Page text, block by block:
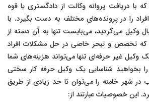
با دریافت پروانه وکالت از دادگستری یا قوه
را در پرونده‌های مختلف به دست بگیرد. با
وکیل می‌گردید، می‌بایست تنها به آن دسته از
که تخصص و تبحر خاصی در حل مشکلات افراد
وکیل غیر حرفه‌ای تنها می‌تواند هزینه‌های شما
بخواهید شناسایی یک وکیل حرفه کار سختی
شهر خامنه را می‌توان تا حد زیادی از طریق
این خصوصیات عبارتند از: